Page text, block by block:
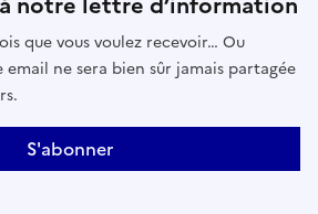
que vous voulez recevoir… Ou
email ne sera bien sûr jamais partagée
S'abonner